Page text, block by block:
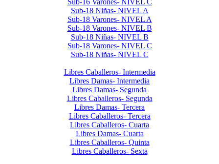
Sub-16 Varones- NIVEL C
Sub-18 Niñas- NIVEL A
Sub-18 Varones- NIVEL A
Sub-18 Varones- NIVEL B
Sub-18 Niñas- NIVEL B
Sub-18 Varones- NIVEL C
Sub-18 Niñas- NIVEL C
Libres Caballeros- Intermedia
Libres Damas- Intermedia
Libres Damas- Segunda
Libres Caballeros- Segunda
Libres Damas- Tercera
Libres Caballeros- Tercera
Libres Caballeros- Cuarta
Libres Damas- Cuarta
Libres Caballeros- Quinta
Libres Caballeros- Sexta